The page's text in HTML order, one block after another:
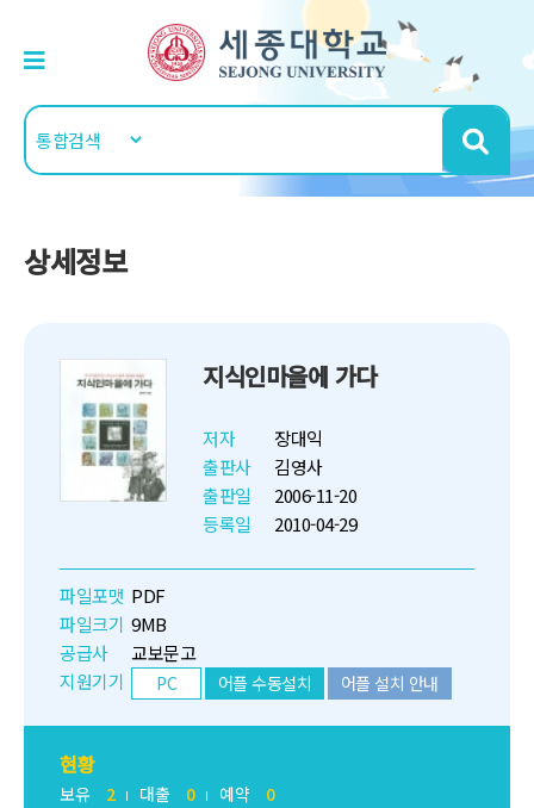
상세정보
지식인마을에 가다
저자
장대익
출판사
김영사
출판일
2006-11-20
등록일
2010-04-29
파일포맷 PDF
파일크기 9MB
공급사
교보문고
지원기기
PC 어플 수동설치 어플 설치 안내
현황
보유 2 대출 0 예약 0